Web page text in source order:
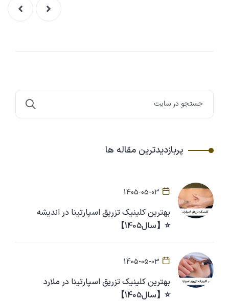
پربازدیدترین مقاله ها
1405-05-03
بهترین کلینیک تزریق اسپارتینا در اندیشه
⭐【سال1405】
1405-05-03
بهترین کلینیک تزریق اسپارتینا در ملارد
⭐【سال1405】